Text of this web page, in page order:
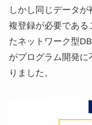
しかし同じデータ
複登録が必要である
たネットワーク型
がプログラム開発
りました。